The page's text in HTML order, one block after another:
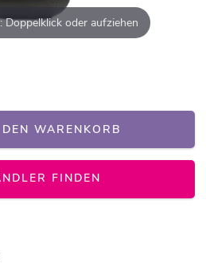
Doppelklick oder aufziehen
WARENKORB
FINDEN